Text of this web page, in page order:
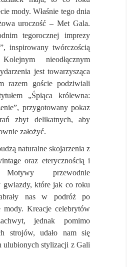
mody. Właśnie tego dnia
uroczość – Met Gala.
tegorocznej imprezy
inspirowany twórczością
nieodłącznym
jest towarzysząca
razem goście podziwiali
„Śpiąca królewna:
przygotowany pokaz
zbyt delikatnych, aby
założyć.
naturalne skojarzenia z
oraz eterycznością i
Motywy przewodnie
gwiazdy, które jak co roku
nas w podróż po
mody. Kreacje celebrytów
jednak pomimo
strojów, udało nam się
ulubionych stylizacji z Gali